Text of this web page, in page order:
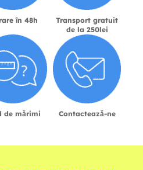
în 48h
Transport gratuit
de la 250lei
de mărimi Contactează-ne